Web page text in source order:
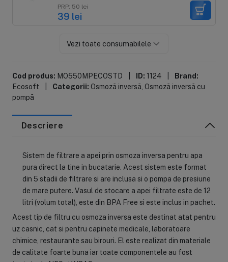
PRP: 50 lei
39 lei
Vezi toate consumabilele
Cod produs: MO550MPECOSTD ID: 1124
Brand:
Ecosoft
Categorii: Osmoză inversă Osmoză inversă cu
pompă
Descriere
Sistem de filtrare a apei prin osmoza inversa pentru apa
pura direct la tine in bucatarie. Acest sistem este format
din 5 stadii de filtrare si are inclusa si o pompa de presiune
de mare putere. Vasul de stocare a apei filtrate este de 12
litri (volum total), este din BPA Free si este inclus in pachet.
Acest tip de filtru cu osmoza inversa este destinat atat pentru
uz casnic, cat si pentru capinete medicale, laboratoare
chimice, restaurante sau birouri. El este realizat din materiale
de calitate foarte buna iar toate componentele au fost